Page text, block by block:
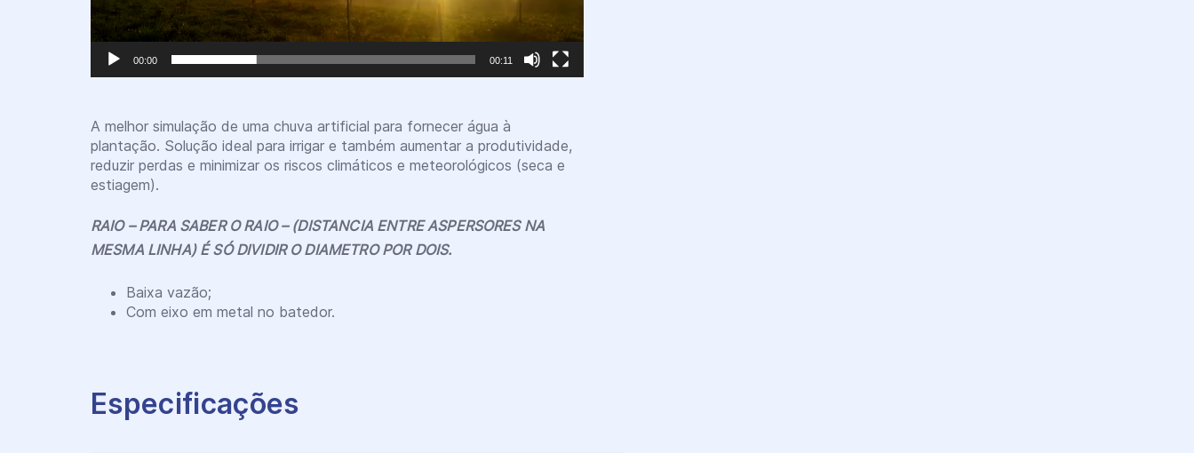
00:00 00:11
A melhor simulação de uma chuva artificial para fornecer água à
plantação. Solução ideal para irrigar e também aumentar a produtividade,
reduzir perdas e minimizar os riscos climáticos e meteorológicos (seca e
estiagem).
RAIO – PARA SABER O RAIO – (DISTANCIA ENTRE ASPERSORES NA
MESMA LINHA) É SÓ DIVIDIR O DIAMETRO POR DOIS.
Baixa vazão;
Com eixo em metal no batedor.
Especificações